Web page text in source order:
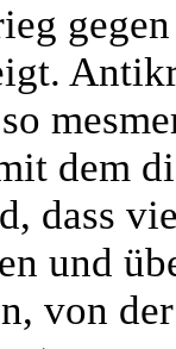
dem
dass
und
von